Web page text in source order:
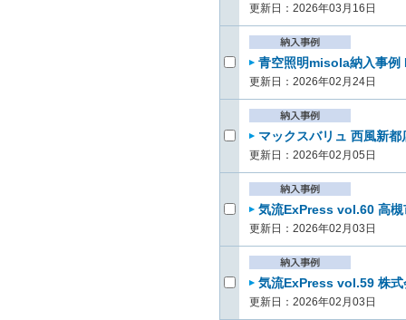
更新日：2026年03月16日
青空照明misola納入事
更新日：2026年02月24日
マックスバリュ 西風新
更新日：2026年02月05日
気流ExPress vol.60 高
更新日：2026年02月03日
気流ExPress vol.59 株
更新日：2026年02月03日